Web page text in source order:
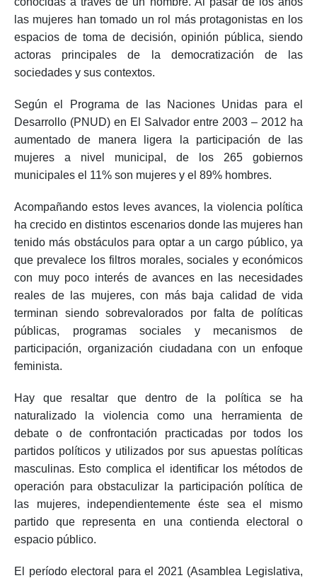
las mujeres han tomado un rol más protagonistas en los
espacios de toma de decisión, opinión pública, siendo
actoras principales de la democratización de las
sociedades y sus contextos.
Según el Programa de las Naciones Unidas para el
Desarrollo (PNUD) en El Salvador entre 2003 – 2012 ha
aumentado de manera ligera la participación de las
mujeres a nivel municipal, de los 265 gobiernos
municipales el 11% son mujeres y el 89% hombres.
Acompañando estos leves avances, la violencia política
ha crecido en distintos escenarios donde las mujeres han
tenido más obstáculos para optar a un cargo público, ya
que prevalece los filtros morales, sociales y económicos
con muy poco interés de avances en las necesidades
reales de las mujeres, con más baja calidad de vida
terminan siendo sobrevalorados por falta de políticas
públicas, programas sociales y mecanismos de
participación, organización ciudadana con un enfoque
feminista.
Hay que resaltar que dentro de la política se ha
naturalizado la violencia como una herramienta de
debate o de confrontación practicadas por todos los
partidos políticos y utilizados por sus apuestas políticas
masculinas. Esto complica el identificar los métodos de
operación para obstaculizar la participación política de
las mujeres, independientemente éste sea el mismo
partido que representa en una contienda electoral o
espacio público.
El período electoral para el 2021 (Asamblea Legislativa,